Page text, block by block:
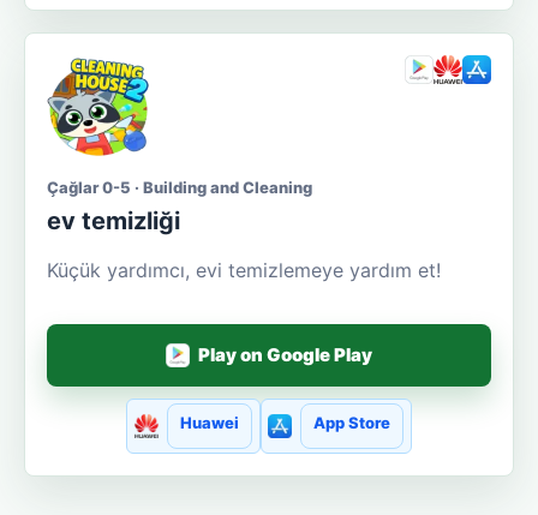
Çağlar 0-5 · Building and Cleaning
ev temizliği
Küçük yardımcı, evi temizlemeye yardım et!
Play on Google Play
Huawei App Store